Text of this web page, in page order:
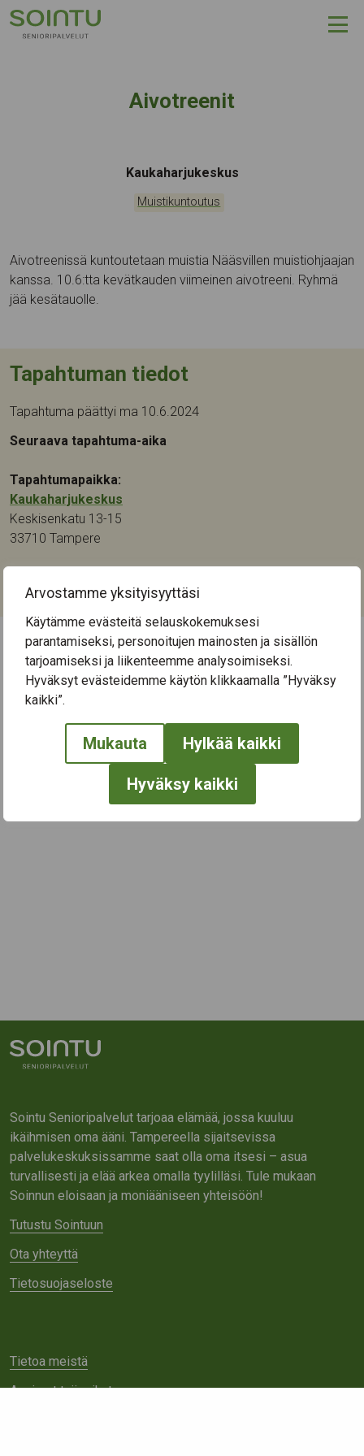
Arvostamme yksityisyyttäsi
Käytämme evästeitä selauskokemuksesi
parantamiseksi, personoitujen mainosten ja sisällön
tarjoamiseksi ja liikenteemme analysoimiseksi.
Hyväksyt evästeidemme käytön klikkaamalla ”Hyväksy
kaikki”.
Mukauta Hylkää kaikki
Hyväksy kaikki
Hyppää sisältöön
Aivotreenit
Tapahtumapaikka:
Kaukaharjukeskus
Kategoriat:
Muistikuntoutus
Aivotreenissä kuntoutetaan muistia Nääsvillen muistiohjaajan
kanssa. 10.6:tta kevätkauden viimeinen aivotreeni. Ryhmä
jää kesätauolle.
Tapahtuman tiedot
Tapahtuma päättyi ma 10.6.2024
Seuraava tapahtuma-aika
Tapahtumapaikka:
Kaukaharjukeskus
Keskisenkatu 13-15
33710 Tampere
Muistikuntoutus
← Näytä kaikki tapahtumat
Sointu Senioripalvelut tarjoaa elämää, jossa kuuluu
ikäihmisen oma ääni. Tampereella sijaitsevissa
palvelukeskuksissamme saat olla oma itsesi – asua
turvallisesti ja elää arkea omalla tyylilläsi. Tule mukaan
Soinnun eloisaan ja moniääniseen yhteisöön!
Tutustu Sointuun
Ota yhteyttä
Tietosuojaseloste
Tietoa meistä
Avoimet työpaikat